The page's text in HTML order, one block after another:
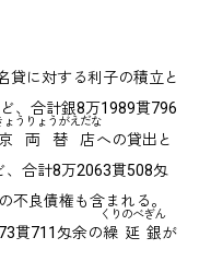
貸に対する利子の積立と
、合計銀8万1989貫796
京両替店
ょうりょうがえだな
への貸出と
、合計8万2063貫508匁
不良債権も含まれる。
貫711匁余の繰延銀
くりのべぎん
が